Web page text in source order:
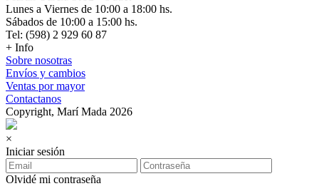
Lunes a Viernes de 10:00 a 18:00 hs.
Sábados de 10:00 a 15:00 hs.
Tel: (598) 2 929 60 87
+ Info
Sobre nosotras
Envíos y cambios
Ventas por mayor
Contactanos
Copyright, Marí Mada 2026
×
Iniciar sesión
Olvidé mi contraseña